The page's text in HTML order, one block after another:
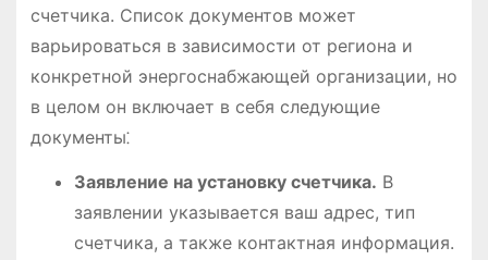
счетчика. Список документов может
варьироваться в зависимости от региона и
конкретной энергоснабжающей организации, но
в целом он включает в себя следующие
документы⁚
Заявление на установку счетчика. В
заявлении указывается ваш адрес, тип
счетчика, а также контактная информация.